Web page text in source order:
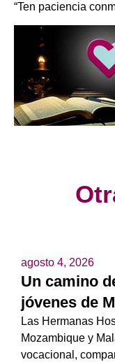
“Ten paciencia
agosto 4, 2026
Un camino
jóvenes de
Las Hermanas
Mozambique y
vocacional,